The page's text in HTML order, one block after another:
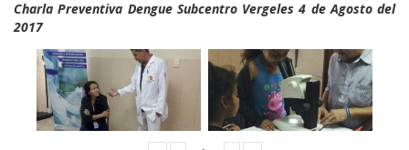
Charla Preventiva Dengue Subcentro Vergeles 4 de Agosto del
2017